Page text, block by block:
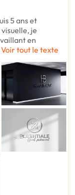
5 ans et
je
en
Voir tout le texte